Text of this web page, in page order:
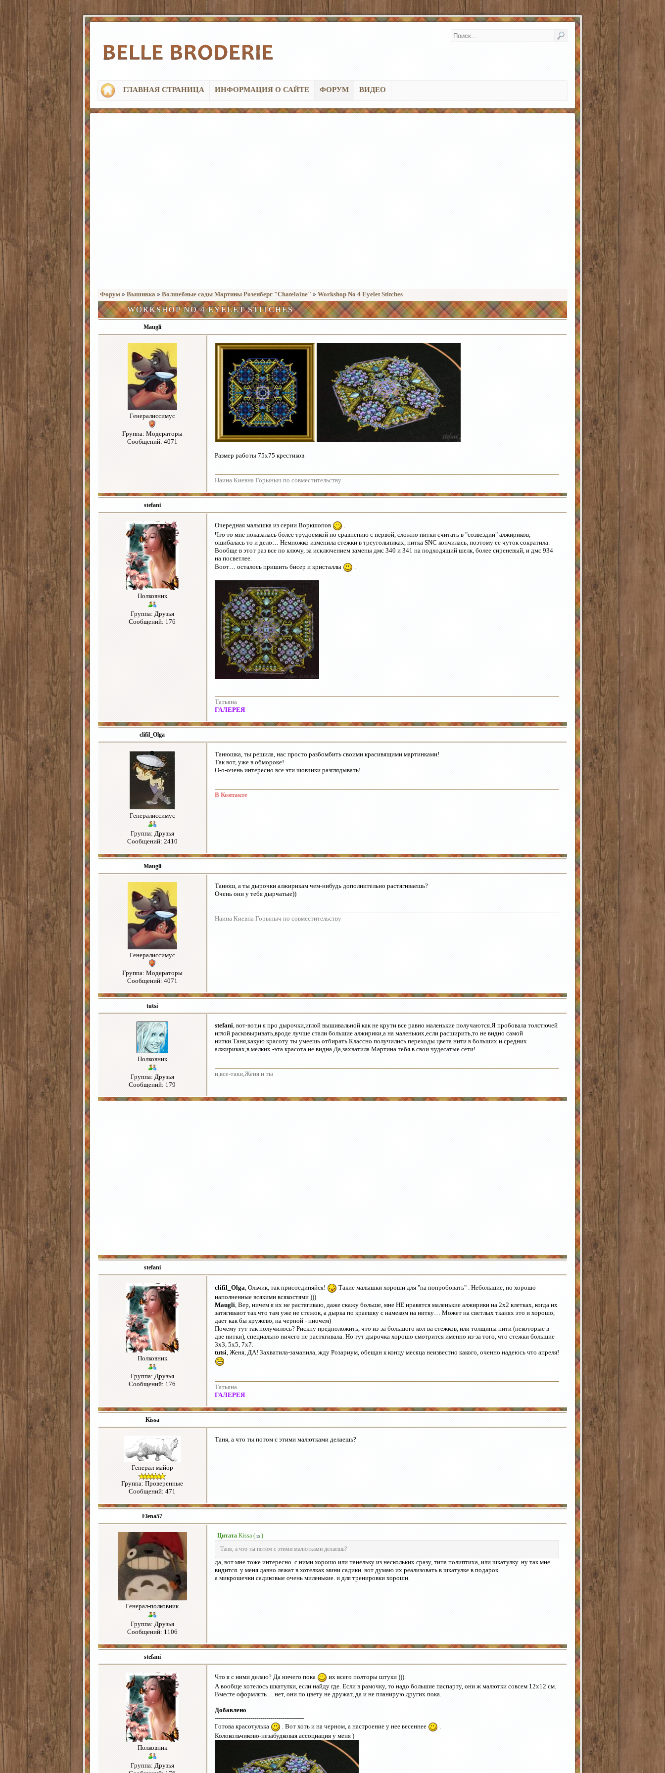
ГЛАВНАЯ СТРАНИЦА ИНФОРМАЦИЯ О САЙТЕ ФОРУМ ВИДЕО
Форум » Вышивка » Волшебные сады Мартины Розенберг "Chatelaine" » Workshop No 4 Eyelet Stitches
WORKSHOP NO 4 EYELET STITCHES
Maugli
Генералиссимус
Группа: Модераторы
Сообщений: 4071
Размер работы 75х75 крестиков
Наина Киевна Горыныч по совместительству
stefani
Полковник
Группа: Друзья
Сообщений: 176
Очередная малышка из серии Воркшопов
.
Что то мне показалась более трудоемкой по сравнению с первой, сложно нитки считать в "созвездии" алжириков,
ошибалась то и дело… Немножко изменила стежки в треугольниках, нитка SNC кончилась, поэтому ее чуток сократила.
Вообще в этот раз все по ключу, за исключением замены дмс 340 и 341 на подходящий шелк, более сиреневый, и дмс 934
на посветлее.
Воот… осталось пришить бисер и кристаллы
.
Татьяна
ГАЛЕРЕЯ
clifil_Olga
Генералиссимус
Группа: Друзья
Сообщений: 2410
Танюшка, ты решила, нас просто разбомбить своими красивящими мартинками!
Так вот, уже в обмороке!
О-о-очень интересно все эти шовчики разглядывать!
В Контакте
Maugli
Генералиссимус
Группа: Модераторы
Сообщений: 4071
Танюш, а ты дырочки алжирикам чем-нибудь дополнительно растягиваешь?
Очень они у тебя дырчатые))
Наина Киевна Горыныч по совместительству
tutsi
Полковник
Группа: Друзья
Сообщений: 179
stefani, вот-вот,и я про дырочки,иглой вышивальной как не крути все равно маленькие получаются.Я пробовала толстючей
иглой расковыривать,вроде лучше стали большие алжирики,а на маленьких,если расширить,то не видно самой
нитки.Таня,какую красоту ты умеешь отбирать.Классно получились переходы цвета нити в больших и средних
алжириках,в мелких -эта красота не видна.Да,захватила Мартина тебя в свои чудесатые сети!
и,все-таки,Женя и ты
stefani
Полковник
Группа: Друзья
Сообщений: 176
clifil_Olga, Ольчик, так присоединяйся!
Такие малышки хороши для "на попробовать" . Небольшие, но хорошо
наполненные всякими всякостями )))
Maugli, Вер, ничем я их не растягиваю, даже скажу больше, мне НЕ нравятся маленькие алжирики на 2х2 клетках, когда их
затягивают так что там уже не стежок, а дырка по краешку с намеком на нитку… Может на светлых тканях это и хорошо,
дает как бы кружево, на черной - ниочем)
Почему тут так получилось? Рискну предположить, что из-за большого кол-ва стежков, или толщины нити (некоторые в
две нитки), специально ничего не растягивала. Но тут дырочка хорошо смотрится именно из-за того, что стежки большие
3х3, 5х5, 7х7.
tutsi, Женя, ДА! Захватила-заманила, жду Розариум, обещан к концу месяца неизвестно какого, оченно надеюсь что апреля!
Татьяна
ГАЛЕРЕЯ
Kissa
Генерал-майор
Группа: Проверенные
Сообщений: 471
Таня, а что ты потом с этими малютками делаешь?
Elena57
Генерал-полковник
Группа: Друзья
Сообщений: 1106
Цитата Kissa (
)
Таня, а что ты потом с этими малютками делаешь?
да, вот мне тоже интересно. с ними хорошо или панельку из нескольких сразу, типа полиптиха, или шкатулку. ну так мне
видится. у меня давно лежат в хотелках мини садики. вот думаю их реализовать в шкатулке в подарок.
а микрошечки садиковые очень миленькие. и для тренировки хороши.
stefani
Полковник
Группа: Друзья
Что я с ними делаю? Да ничего пока
их всего полторы штуки ))).
А вообще хотелось шкатулки, если найду где. Если в рамочку, то надо большие паспарту, они ж малютки совсем 12х12 см.
Вместе оформлять… нет, они по цвету не дружат, да и не планирую других пока.
Добавлено
---------------------------------------------
Готова красотулька
. Вот хоть и на черном, а настроение у нее весеннее
.
Колокольчиково-незабудковая ассоциация у меня )